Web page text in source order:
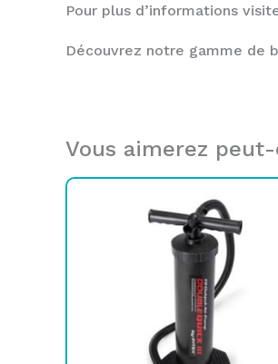
Pour plus d’informations
Découvrez notre gamme de
Vous aimerez